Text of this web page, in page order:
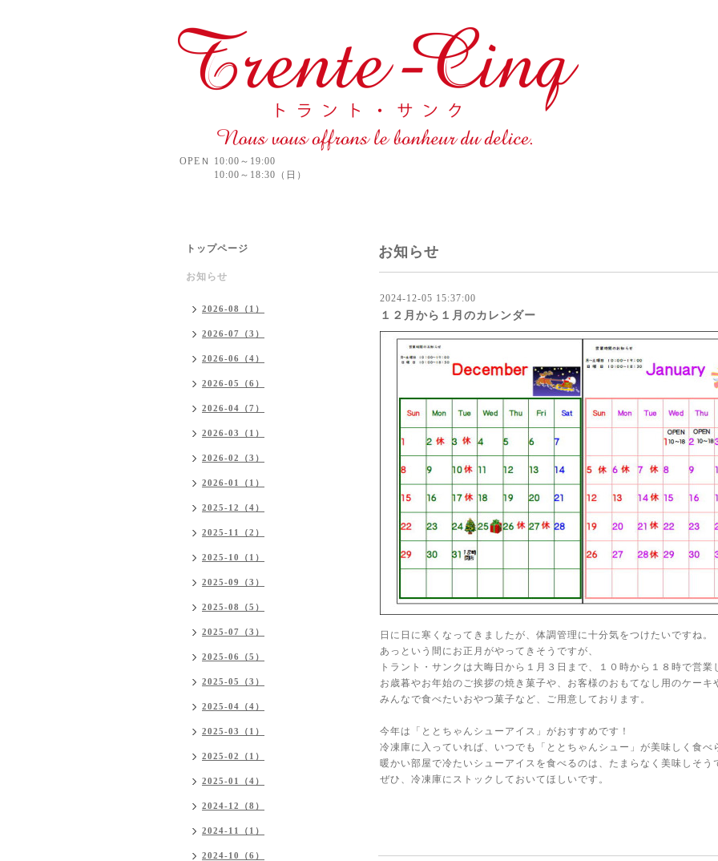
OPEＮ 10:00～19:00
10:00～18:30（日）
お知らせ
2024-12-05 15:37:00
１２月から１月のカレンダー
日に日に寒くなってきましたが、体調管理に十分気をつけたいですね。
あっという間にお正月がやってきそうですが、
トラント・サンクは大晦日から１月３日まで、１０時から１８時で営業
お歳暮やお年始のご挨拶の焼き菓子や、お客様のおもてなし用のケーキ
みんなで食べたいおやつ菓子など、ご用意しております。
今年は「ととちゃんシューアイス」がおすすめです！
冷凍庫に入っていれば、いつでも「ととちゃんシュー」が美味しく食べ
暖かい部屋で冷たいシューアイスを食べるのは、たまらなく美味しそう
ぜひ、冷凍庫にストックしておいてほしいです。
トップページ
お知らせ
2026-08（1）
2026-07（3）
2026-06（4）
2026-05（6）
2026-04（7）
2026-03（1）
2026-02（3）
2026-01（1）
2025-12（4）
2025-11（2）
2025-10（1）
2025-09（3）
2025-08（5）
2025-07（3）
2025-06（5）
2025-05（3）
2025-04（4）
2025-03（1）
2025-02（1）
2025-01（4）
2024-12（8）
2024-11（1）
2024-10（6）